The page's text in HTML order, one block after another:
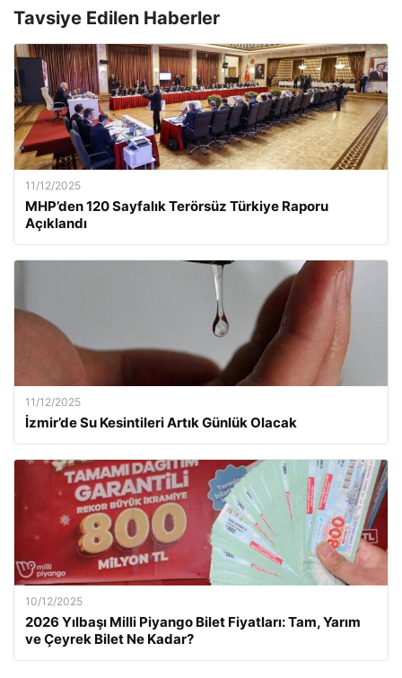
Tavsiye Edilen Haberler
11/12/2025
MHP’den 120 Sayfalık Terörsüz Türkiye Raporu
Açıklandı
11/12/2025
İzmir’de Su Kesintileri Artık Günlük Olacak
10/12/2025
2026 Yılbaşı Milli Piyango Bilet Fiyatları: Tam, Yarım
ve Çeyrek Bilet Ne Kadar?